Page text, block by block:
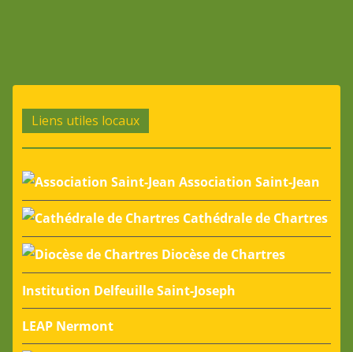
Liens utiles locaux
Association Saint-Jean
Cathédrale de Chartres
Diocèse de Chartres
Institution Delfeuille Saint-Joseph
LEAP Nermont